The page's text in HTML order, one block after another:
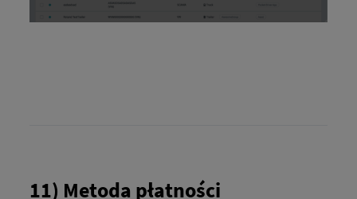
11) Metoda płatności